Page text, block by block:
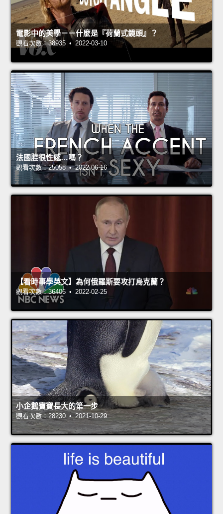
電影中的美學－－什麼是『荷蘭式鏡頭』？
觀看次數：38935 • 2022-03-10
法國腔很性感…嗎？
觀看次數：25058 • 2022-06-16
【看時事學英文】為何俄羅斯要攻打烏克蘭？
觀看次數：36406 • 2022-02-25
小企鵝寶寶長大的第一步
觀看次數：28230 • 2021-10-29